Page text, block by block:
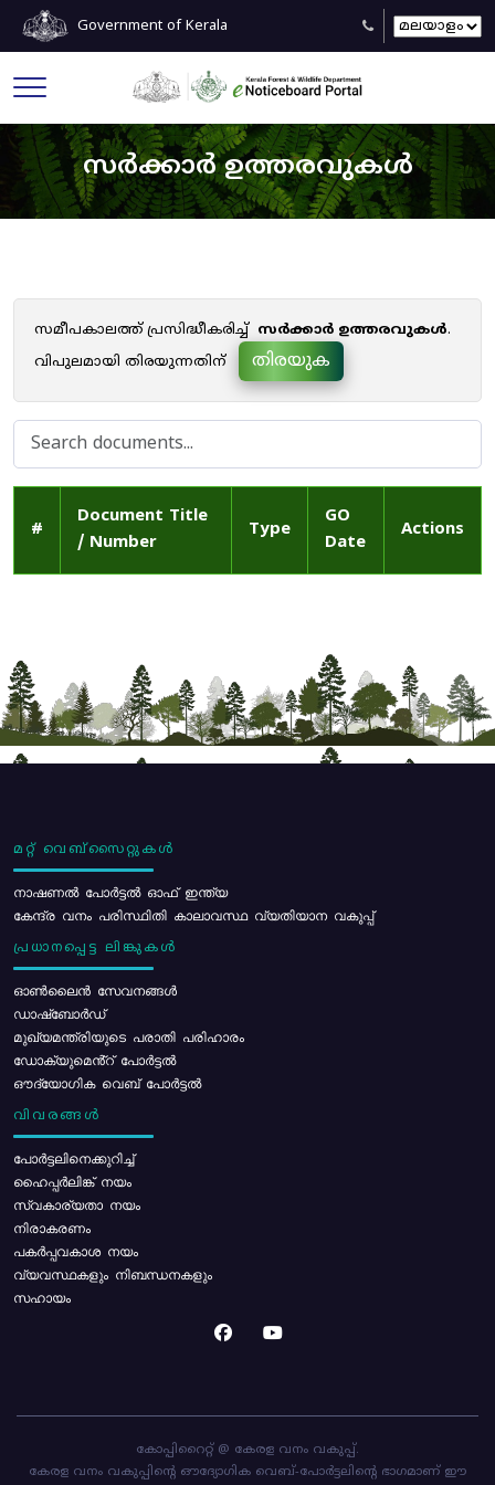
Government of Kerala
സർക്കാർ ഉത്തരവുകൾ
സമീപകാലത്ത് പ്രസിദ്ധീകരിച്ച് സർക്കാർ ഉത്തരവുകൾ.
വിപുലമായി തിരയുന്നതിന്
തിരയുക
#
Document Title
/ Number
Type
GO
Date
Actions
മറ്റ് വെബ്സൈറ്റുകൾ
നാഷണൽ പോർട്ടൽ ഓഫ് ഇന്ത്യ
കേന്ദ്ര വനം പരിസ്ഥിതി കാലാവസ്ഥ വ്യതിയാന വകുപ്പ്
പ്രധാനപ്പെട്ട ലിങ്കുകൾ
ഓൺലൈൻ സേവനങ്ങൾ
ഡാഷ്ബോർഡ്
മുഖ്യമന്ത്രിയുടെ പരാതി പരിഹാരം
ഡോക്യുമെൻ്റ് പോർട്ടൽ
ഔദ്യോഗിക വെബ് പോർട്ടൽ
വിവരങ്ങൾ
പോര്‍ട്ടലിനെക്കുറിച്ച്
ഹൈപ്പർലിങ്ക് നയം
സ്വകാര്യതാ നയം
നിരാകരണം
പകർപ്പവകാശ നയം
വ്യവസ്ഥകളും നിബന്ധനകളും
സഹായം
കോപ്പിറൈറ്റ് @ കേരള വനം വകുപ്പ്.
കേരള വനം വകുപ്പിന്റെ ഔദ്യോഗിക വെബ്-പോർട്ടലിന്റെ ഭാഗമാണ് ഈ